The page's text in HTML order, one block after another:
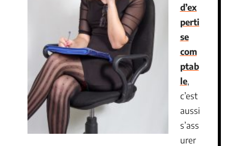
d’ex
perti
se
com
ptab
le,
c’est
aussi
s’ass
urer